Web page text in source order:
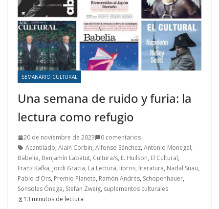
SEMANARIO CULTURAL
Una semana de ruido y furia: la
lectura como refugio
20 de noviembre de 2023
0 comentarios
Acantilado, Alain Corbin, Alfonso Sánchez, Antonio Monegal,
Babelia, Benjamín Labatut, Cultura/s, E. Huilson, El Cultural,
Franz Kafka, Jordi Gracia, La Lectura, libros, literatura, Nadal Suau,
Pablo d'Ors, Premio Planeta, Ramón Andrés, Schopenhauer,
Sonsoles Ónega, Stefan Zweig, suplementos culturales
13 minutos de lectura